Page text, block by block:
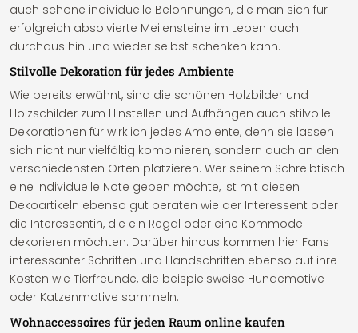
auch schöne individuelle Belohnungen, die man sich für
erfolgreich absolvierte Meilensteine im Leben auch
durchaus hin und wieder selbst schenken kann.
Stilvolle Dekoration für jedes Ambiente
Wie bereits erwähnt, sind die schönen Holzbilder und
Holzschilder zum Hinstellen und Aufhängen auch stilvolle
Dekorationen für wirklich jedes Ambiente, denn sie lassen
sich nicht nur vielfältig kombinieren, sondern auch an den
verschiedensten Orten platzieren. Wer seinem Schreibtisch
eine individuelle Note geben möchte, ist mit diesen
Dekoartikeln ebenso gut beraten wie der Interessent oder
die Interessentin, die ein Regal oder eine Kommode
dekorieren möchten. Darüber hinaus kommen hier Fans
interessanter Schriften und Handschriften ebenso auf ihre
Kosten wie Tierfreunde, die beispielsweise Hundemotive
oder Katzenmotive sammeln.
Wohnaccessoires für jeden Raum online kaufen